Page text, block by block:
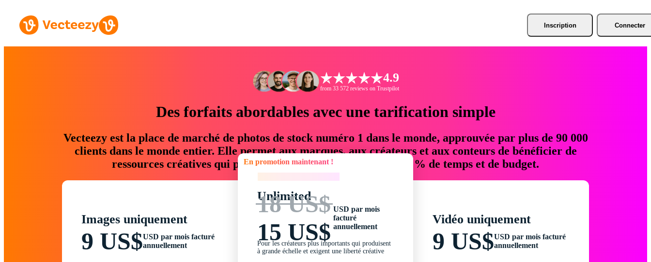
Inscription Connecter
4.9
from 33 572 reviews on Trustpilot
Des forfaits abordables avec une tarification simple
Vecteezy est la place de marché de photos de stock numéro 1 dans le monde, approuvée par plus de 90 000
clients dans le monde entier. Elle permet aux marques, aux créateurs et aux conteurs de bénéficier de
ressources créatives qui permettent d'économiser jusqu'à 76 % de temps et de budget.
Images uniquement
9 US$USD par mois facturé
annuellement
En promotion maintenant !
Unlimited
18 US$
15 US$
USD par mois
facturé
annuellement
Pour les créateurs plus importants qui produisent
à grande échelle et exigent une liberté créative
Vidéo uniquement
9 US$USD par mois facturé
annuellement